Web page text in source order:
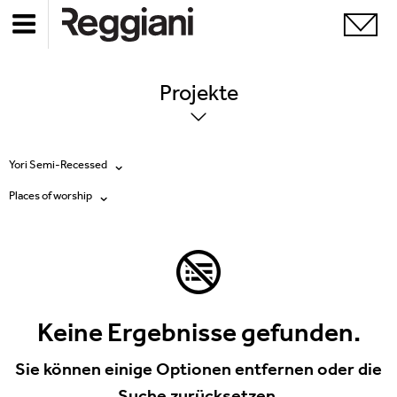
Projekte
Yori Semi-Recessed
Alle Produkte
Mood Evo
Traceline System
Places of worship
Keine Ergebnisse gefunden.
Sie können einige Optionen entfernen oder die